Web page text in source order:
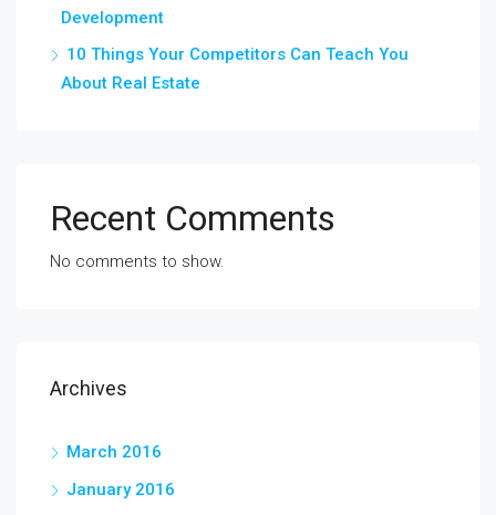
Development
10 Things Your Competitors Can Teach You
About Real Estate
Recent Comments
No comments to show.
Archives
March 2016
January 2016